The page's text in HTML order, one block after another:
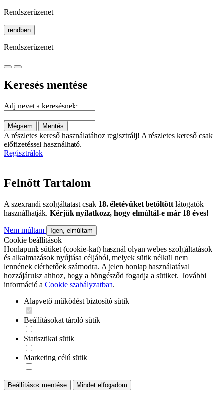
Rendszerüzenet
rendben
Rendszerüzenet
Keresés mentése
Adj nevet a keresésnek:
Mégsem Mentés
A részletes kereső használatához regisztrálj! A részletes kereső csak
előfizetéssel használható.
Regisztrálok
Felnőtt Tartalom
A szexrandi szolgáltatást csak 18. életévüket betöltött látogatók
használhatják. Kérjük nyilatkozz, hogy elmúltál-e már 18 éves!
Nem múltam Igen, elmúltam
Cookie beállítások
Honlapunk sütiket (cookie-kat) használ olyan webes szolgáltatások
és alkalmazások nyújtása céljából, melyek sütik nélkül nem
lennének elérhetőek számodra. A jelen honlap használatával
hozzájárulsz ahhoz, hogy a böngésződ fogadja a sütiket. További
információ a Cookie szabályzatban.
Alapvető működést biztosító sütik
Beállításokat tároló sütik
Statisztikai sütik
Marketing célú sütik
Beállítások mentése Mindet elfogadom